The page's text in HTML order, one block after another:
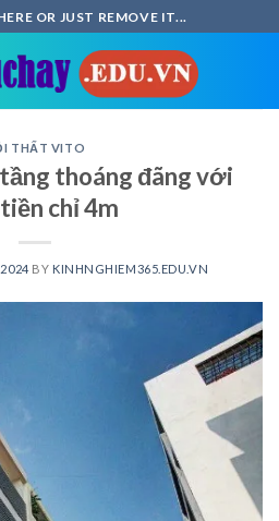
OR JUST REMOVE IT...
THẤT VITO
thoáng đãng với
chỉ 4m
BY KINHNGHIEM365.EDU.VN